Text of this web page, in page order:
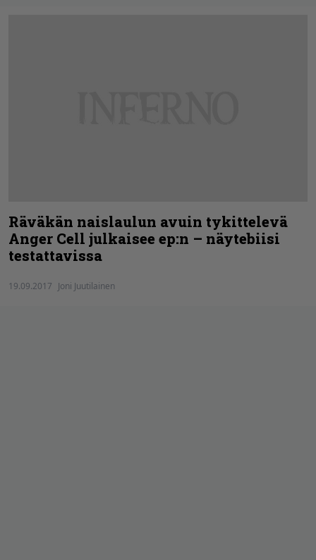
Räväkän naislaulun avuin tykittelevä
Anger Cell julkaisee ep:n – näytebiisi
testattavissa
19.09.2017 Joni Juutilainen